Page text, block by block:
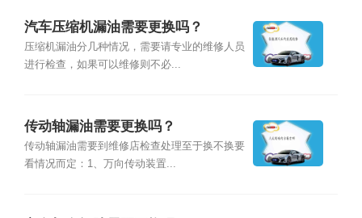
汽车压缩机漏油需要更换吗？
压缩机漏油分几种情况，需要请专业的维修人员
进行检查，如果可以维修则不必...
传动轴漏油需要更换吗？
传动轴漏油需要到维修店检查处理至于换不换要
看情况而定：1、万向传动装置...